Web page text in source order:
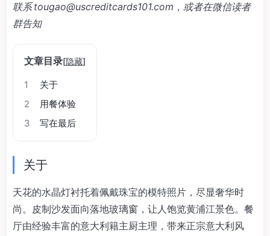
联系tougao@uscreditcards101.com ，或者在微信读者
群告知
文章目录[隐藏]
1
关于
2
用餐体验
3
写在最后
关于
天花的水晶灯衬托着佩戴珠宝的模特照片，尽显奢华时
尚。皮制沙发面向落地玻璃窗，让人饱览黄浦江景色。餐
厅由经验丰富的意大利籍主厨主理，带来正宗意大利风